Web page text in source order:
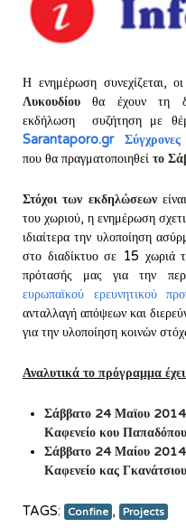
Η ενημέρωση συνεχίζεται,
Λυκουδίου θα έχουν τη
εκδήλωση ­ συζήτηση με
Sarantaporo.gr ­ Σύγχρονες
που θα πραγματοποιηθεί το
Στόχοι των εκδηλώσεων
του χωριού, η ενημέρωση
ιδιαίτερα την υλοποίηση
στο διαδίκτυο σε 15 χωριά
πρότασής μας για την
ευρωπαϊκού ερευνητικού
ανταλλαγή απόψεων και
για την υλοποίηση κοινών
Αναλυτικά το πρόγραμμα
Σάββατο 24 Μαϊου
Καφενείο κου
Σάββατο 24 Μαίου
Καφενείο κας
TAGS: Confine , Projects